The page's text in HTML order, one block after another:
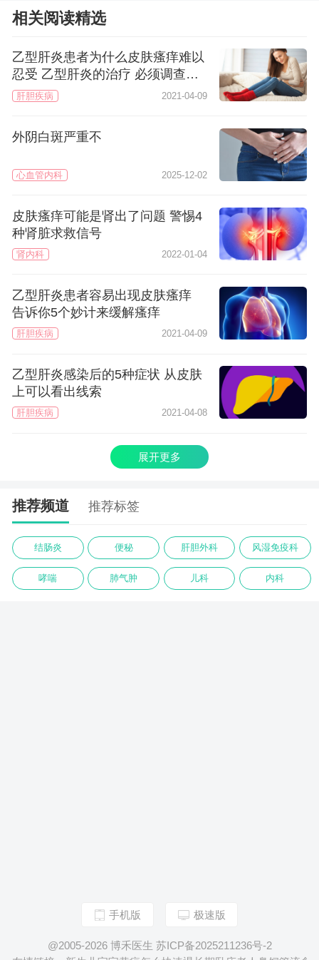
相关阅读精选
乙型肝炎患者为什么皮肤瘙痒难以
忍受 乙型肝炎的治疗 必须调查原
因肝胆疾病 2021-04-09
外阴白斑严重不
心血管内科 2025-12-02
皮肤瘙痒可能是肾出了问题 警惕4
种肾脏求救信号
肾内科 2022-01-04
乙型肝炎患者容易出现皮肤瘙痒
告诉你5个妙计来缓解瘙痒
肝胆疾病 2021-04-09
乙型肝炎感染后的5种症状 从皮肤
上可以看出线索
肝胆疾病 2021-04-08
展开更多
推荐频道 推荐标签
结肠炎 便秘 肝胆外科 风湿免疫科
哮喘 肺气肿 儿科 内科
手机版 极速版
@2005-2026 博禾医生 苏ICP备2025211236号-2